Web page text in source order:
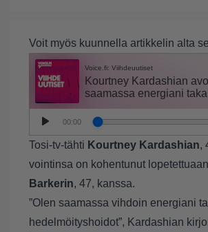
Voit myös kuunnella artikkelin alta
Tosi-tv-tähti Kourtney Kardashian,
vointinsa on kohentunut
Barkerin, 47, kanssa.
”Olen saamassa vihdoin energiani
hedelmöityshoidot”, Kardashian